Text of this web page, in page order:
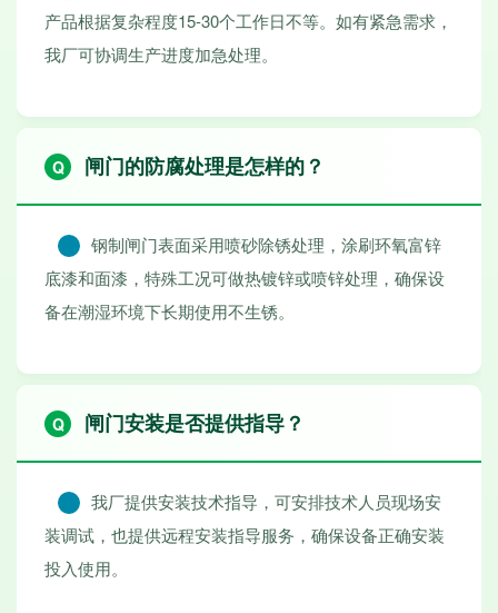
产品根据复杂程度15-30个工作日不等。如有紧急需求，
我厂可协调生产进度加急处理。
闸门的防腐处理是怎样的？
钢制闸门表面采用喷砂除锈处理，涂刷环氧富锌
底漆和面漆，特殊工况可做热镀锌或喷锌处理，确保设
备在潮湿环境下长期使用不生锈。
闸门安装是否提供指导？
我厂提供安装技术指导，可安排技术人员现场安
装调试，也提供远程安装指导服务，确保设备正确安装
投入使用。